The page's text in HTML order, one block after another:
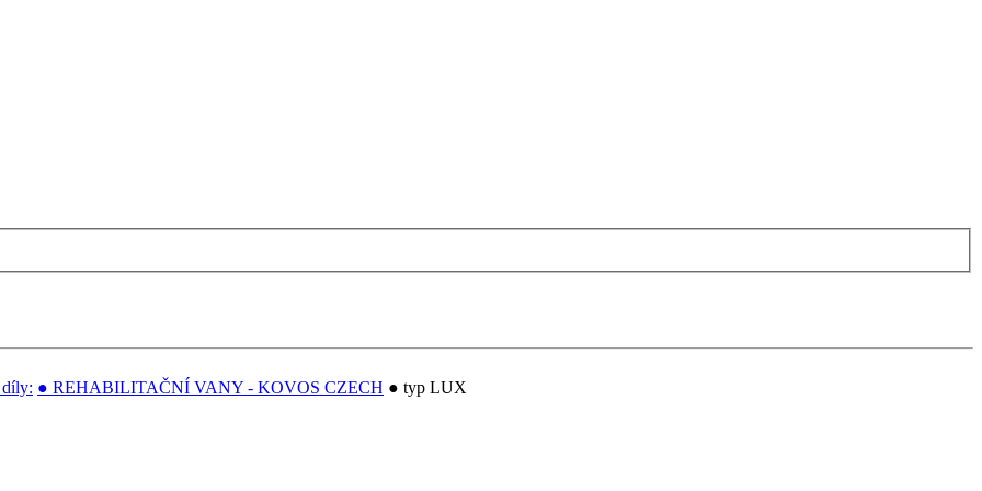
díly: ● REHABILITAČNÍ VANY - KOVOS CZECH ● typ LUX